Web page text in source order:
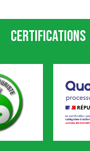
Certifications
Qualiopi